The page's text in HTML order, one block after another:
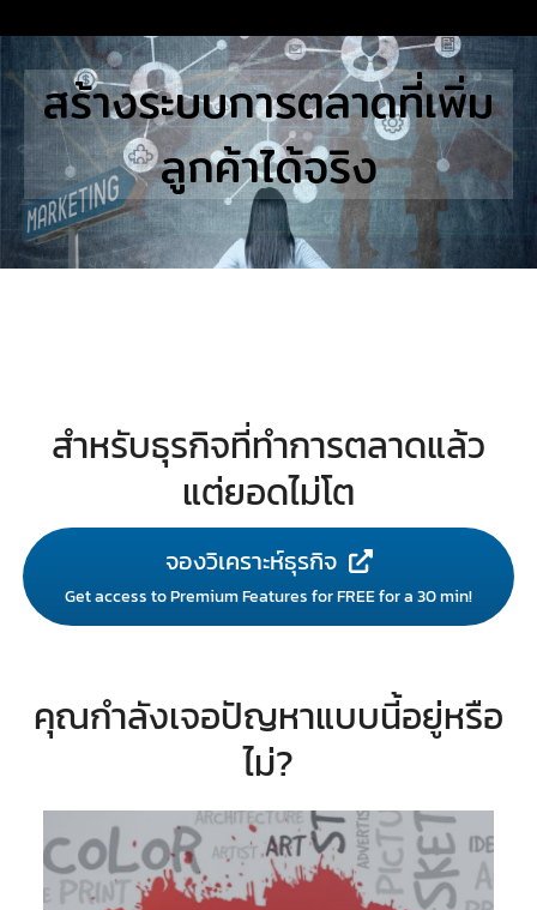
to
content
STUDIES
Search
for:สร้างระบบการตลาดที่เพิ่ม
ลูกค้าได้จริง
สำหรับธุรกิจที่ทำการตลาดแล้ว
แต่ยอดไม่โต
จองวิเคราะห์ธุรกิจ
Get access to Premium Features for FREE for a 30 min!
คุณกำลังเจอปัญหาแบบนี้อยู่หรือ
ไม่?